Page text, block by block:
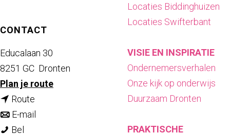
Locaties Biddinghuizen
Locaties Swifterbant
VISIE EN INSPIRATIE
Ondernemersverhalen
Onze kijk op onderwijs
Duurzaam Dronten
PRAKTISCHE
CONTACT
Educalaan 30
8251 GC Dronten
Plan je routen
Route
a
E-mail
Bel